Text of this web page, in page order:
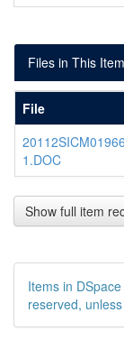
Files in This
File
1.DOC
Show full item
Items in
reserved,